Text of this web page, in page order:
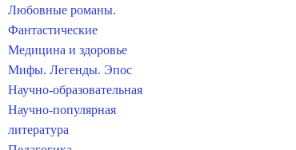
Любовные романы.
Фантастические
Медицина и здоровье
Мифы. Легенды. Эпос
Научно-образовательная
Научно-популярная
литература